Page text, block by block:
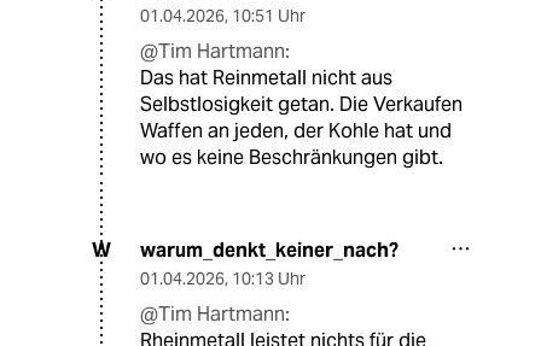
01.04.2026, 10:51 Uhr
@Tim Hartmann:
Das hat Reinmetall nicht aus
Selbstlosigkeit getan. Die Verkaufen
Waffen an jeden, der Kohle hat und
wo es keine Beschränkungen gibt.
W warum_denkt_keiner_nach?
01.04.2026, 10:13 Uhr
@Tim Hartmann:
Rheinmetall leistet nichts für die